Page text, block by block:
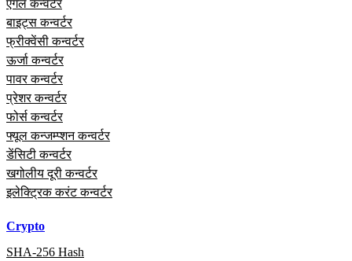
एंगल कन्वर्टर
बाइट्स कन्वर्टर
फ्रीक्वेंसी कन्वर्टर
ऊर्जा कन्वर्टर
पावर कन्वर्टर
प्रेशर कन्वर्टर
फोर्स कन्वर्टर
फ्यूल कन्जम्प्शन कन्वर्टर
डेंसिटी कन्वर्टर
खगोलीय दूरी कन्वर्टर
इलेक्ट्रिक करंट कन्वर्टर
Crypto
SHA-256 Hash